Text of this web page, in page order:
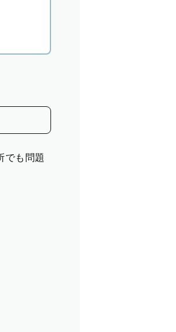
でも問題